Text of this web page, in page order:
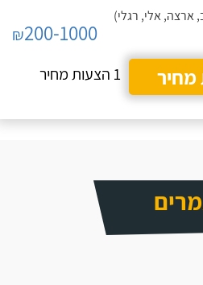
ארצה, אלי, רגלי)
₪200-1000
מחיר
1 הצעות מחיר